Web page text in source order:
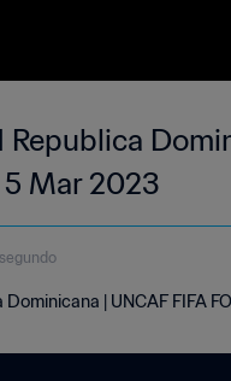
Republica
Mar 2023
| UNCAF FIFA